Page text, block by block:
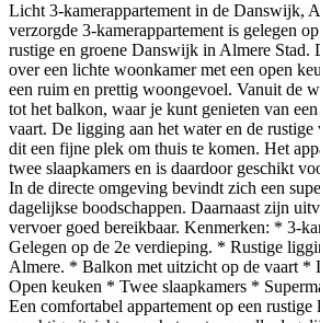
Licht 3-kamerappartement in de Danswijk,
verzorgde 3-kamerappartement is gelegen
rustige en groene Danswijk in Almere Stad.
over een lichte woonkamer met een open
een ruim en prettig woongevoel. Vanuit de
tot het balkon, waar je kunt genieten van
vaart. De ligging aan het water en de
dit een fijne plek om thuis te komen. Het
twee slaapkamers en is daardoor geschikt
In de directe omgeving bevindt zich een
dagelijkse boodschappen. Daarnaast zijn
vervoer goed bereikbaar. Kenmerken: * 3-
Gelegen op de 2e verdieping. * Rustige
Almere. * Balkon met uitzicht op de vaart *
Open keuken * Twee slaapkamers *
Een comfortabel appartement op een rustige